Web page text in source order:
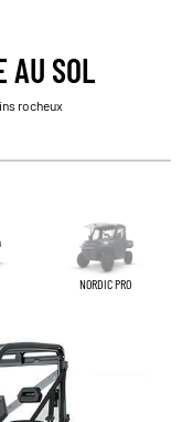
AU SOL
rocheux
NORDIC PRO